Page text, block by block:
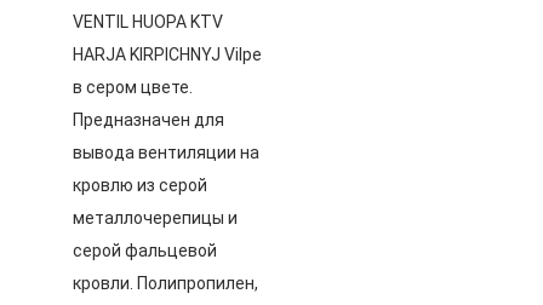
VENTIL HUOPA KTV
HARJA KIRPICHNYJ Vilpe
в сером цвете.
Предназначен для
вывода вентиляции на
кровлю из серой
металлочерепицы и
серой фальцевой
кровли. Полипропилен,